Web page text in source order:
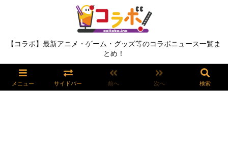
【コラボ】最新アニメ・ゲーム・グッズ等のコラボニュース一覧ま
とめ！
メニュー サイドバー 前へ 次へ 検索